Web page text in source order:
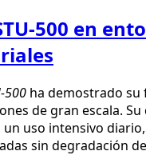
500 en
500 ha demostrado su
de gran escala. Su
uso intensivo
sin degradación